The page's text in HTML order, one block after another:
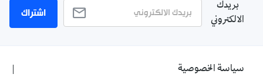
بريدك
الالكتروني
اشتراك
سياسة الخصوصية